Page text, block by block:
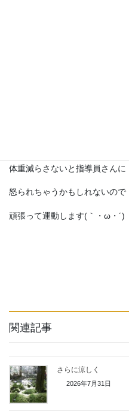
体重減らさないと指導員さんに
怒られちゃうかもしれないので
頑張って運動します(｀・ω・´)ゞ
関連記事
さらに涼しく
2026年7月31日